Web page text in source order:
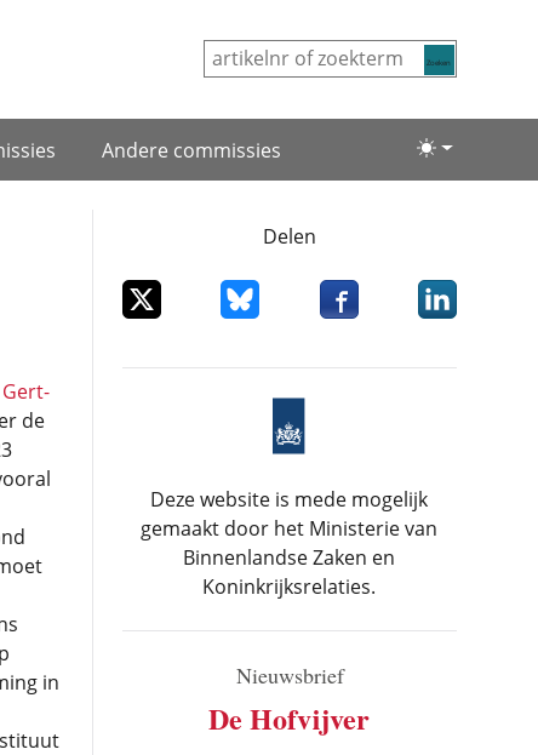
Lichte/
Andere commissies
Gert-
de
in
Delen
Deel dit item op XDeel dit item op Bluesky
Deel dit item op
Deel dit
Deze website is mede mogelijk
gemaakt door het Ministerie van
Binnenlandse Zaken en
Koninkrijksrelaties.
Nieuwsbrief
De Hofvijver